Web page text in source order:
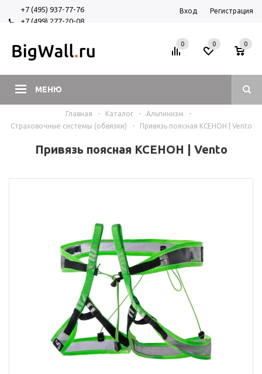
+7 (495) 937-77-76
+7 (499) 277-20-08
Вход Регистрация
МЕНЮ
0 0
0
Главная - Каталог - Альпинизм
-
Страховочные системы (обвязки)
- Привязь поясная КСЕНОН | Vento
Привязь поясная КСЕНОН | Vento